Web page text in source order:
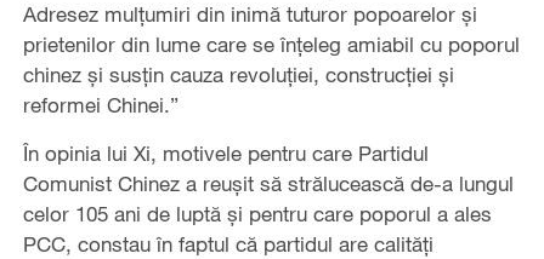
Adresez mulțumiri din inimă tuturor popoarelor și
prietenilor din lume care se înțeleg amiabil cu poporul
chinez și susțin cauza revoluției, construcției și
reformei Chinei.”
În opinia lui Xi, motivele pentru care Partidul
Comunist Chinez a reușit să strălucească de-a lungul
celor 105 ani de luptă și pentru care poporul a ales
PCC, constau în faptul că partidul are calități